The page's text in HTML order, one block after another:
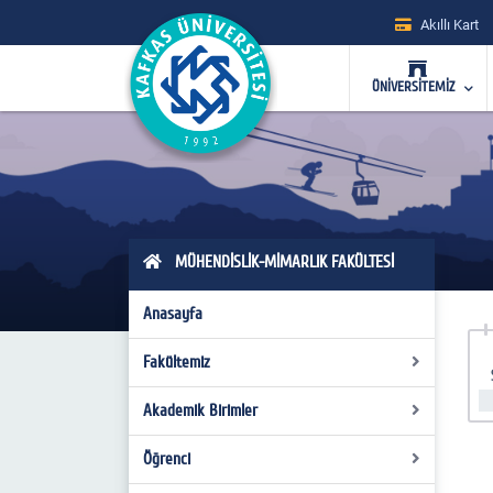
Akıllı Kart
ÜNİVERSİTEMİZ
MÜHENDİSLİK-MİMARLIK FAKÜLTESİ
Anasayfa
Fakültemiz
Misyon-Vizyon
Tarihçe
Akademik Birimler
Bilgisayar Mühendisliği
Öğrenci